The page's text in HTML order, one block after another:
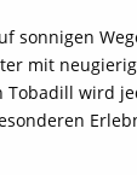
sonnigen
mit
Tobadill wird